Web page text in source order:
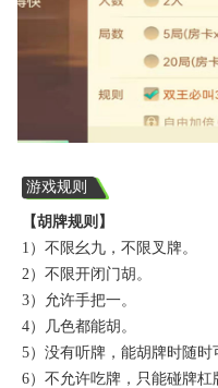
游戏规则
【胡牌规则】
1）不限幺九，不限叉牌。
2）不限开闭门胡。
3）允许手把一。
4）几色都能胡。
5）没有听牌，能胡牌时随时
6）不允许吃牌，只能碰牌杠